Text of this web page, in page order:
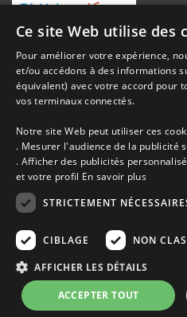
Les descriptions et photos contenues
la responsabilité des propriétaires, ces
contractuelles. Les données sont
Armor-vacances n'est pas un
sur les locations, c'est simplement un
vacances en Bretagne, un service de
PARTICULIER A PARTICULIER.
Avant de prendre possession du
propriétaire un contrat qui stipule les
grâce à ce contrat vous pouvez faire
Ce site Web utilise des
Pour améliorer votre expérience,
et/ou accédons à des informations
équivalent) avec votre accord pour
vos terminaux connectés.
Notre site Web peut utiliser ces
. Mesurer l'audience de la publicité
. Afficher des publicités
et votre profil En savoir plus
STRICTEMENT
CIBLAGE NON
AFFICHER LES DÉTAILS
ACCEPTER TOUT